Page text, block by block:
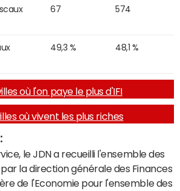
67 574
49,3 % 48,1 %
où l'on paye le plus d'IFI
où vivent les plus riches
le JDN a recueilli l'ensemble des
la direction générale des Finances
de l'Economie pour l'ensemble des